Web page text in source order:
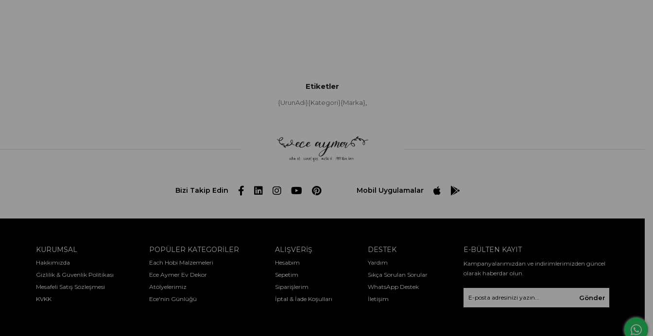
Etiketler
{UrunAdi}{Kategori}{Marka}
Bizi Takip Edin Mobil Uygulamalar
KURUMSAL
Hakkımızda
Gizlilik & Güvenlik Politikası
Mesafeli Satış Sözleşmesi
KVKK
POPÜLER KATEGORİLER
Each Hobi Malzemeleri
Ece Aymer Ev Dekor
Atölyelerimiz
Ece'nin Günlüğü
ALIŞVERİŞ
Hesabım
Sepetim
Siparişlerim
İptal & İade Koşulları
DESTEK
Yardım
Sıkça Sorulan Sorular
WhatsApp Destek
İletişim
E-BÜLTEN KAYIT
Kampanyalarımızdan ve indirimlerimizden güncel
olarak haberdar olun.
Gönder